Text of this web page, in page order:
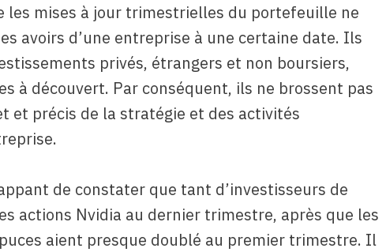
les mises à jour trimestrielles du portefeuille ne
avoirs d’une entreprise à une certaine date. Ils
privés, étrangers et non boursiers,
à découvert. Par conséquent, ils ne brossent pas
et précis de la stratégie et des activités
de constater que tant d’investisseurs de
actions Nvidia au dernier trimestre, après que les
aient presque doublé au premier trimestre. Il